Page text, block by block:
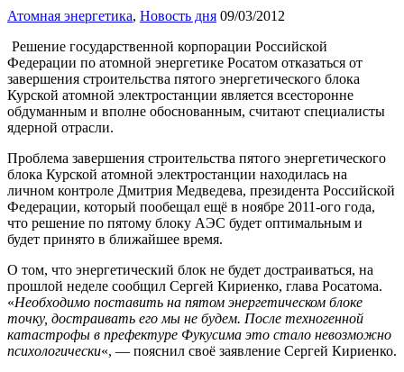
Атомная энергетика, Новость дня 09/03/2012
Решение государственной корпорации Российской
Федерации по атомной энергетике Росатом отказаться от
завершения строительства пятого энергетического блока
Курской атомной электростанции является всесторонне
обдуманным и вполне обоснованным, считают специалисты
ядерной отрасли.
Проблема завершения строительства пятого энергетического
блока Курской атомной электростанции находилась на
личном контроле Дмитрия Медведева, президента Российской
Федерации, который пообещал ещё в ноябре 2011-ого года,
что решение по пятому блоку АЭС будет оптимальным и
будет принято в ближайшее время.
О том, что энергетический блок не будет достраиваться, на
прошлой неделе сообщил Сергей Кириенко, глава Росатома.
«Необходимо поставить на пятом энергетическом блоке
точку, достраивать его мы не будем. После техногенной
катастрофы в префектуре Фукусима это стало невозможно
психологически«, — пояснил своё заявление Сергей Кириенко.